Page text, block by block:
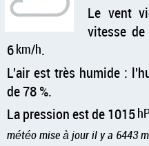
Le vent
vitesse
6km/h.
L'air est très humide :
de 78 %.
La pression est de 1015
météo mise à jour il y a 6443